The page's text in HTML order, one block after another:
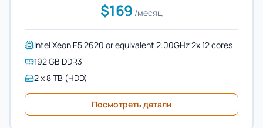
$169 /месяц
Intel Xeon E5 2620 or equivalent 2.00GHz 2x 12 cores
192 GB DDR3
2 x 8 TB (HDD)
Посмотреть детали